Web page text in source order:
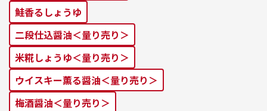
鮭⾹るしょうゆ
二段仕込醤油＜量り売り＞
米糀しょうゆ＜量り売り＞
ウイスキー薫る醤油＜量り売り＞
梅酒醤油＜量り売り＞